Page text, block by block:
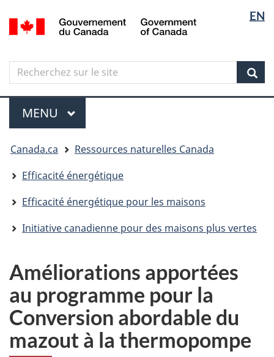
Aller
au
principal
Skip
to
government"
Passer
à
version
simplifiée
langue
EN
Canada
Search
Recherchez
sur
le
site
Menu
MENU PRINCIPAL
êtes
ici
Canada.ca
Ressources naturelles Canada
Efficacité énergétique
Efficacité énergétique pour les maisons
Initiative canadienne pour des maisons plus vertes
Améliorations apportées
au programme pour la
Conversion abordable du
mazout à la thermopompe